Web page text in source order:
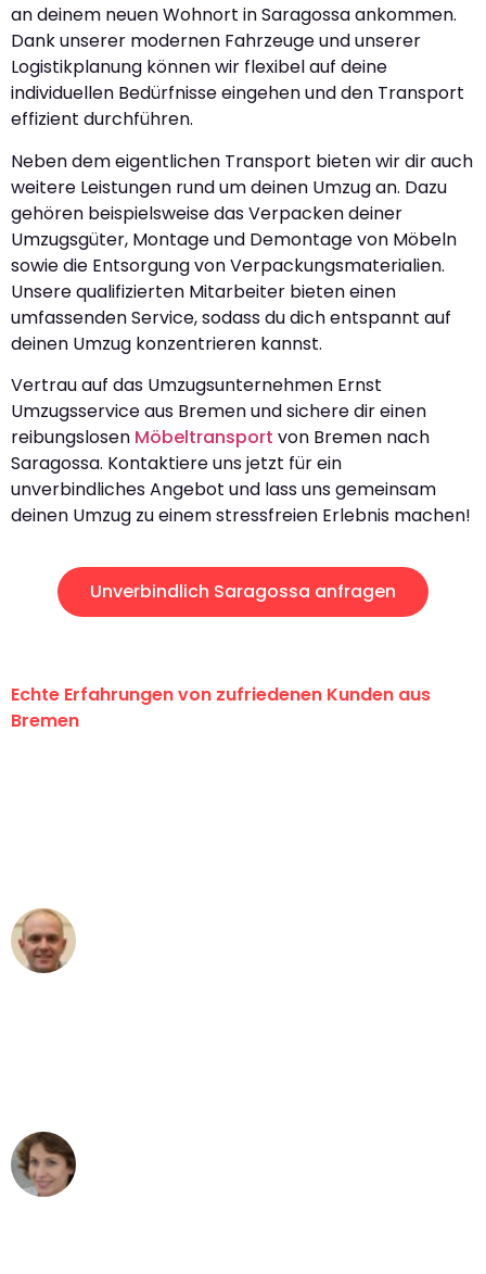
an deinem neuen Wohnort in Saragossa ankommen.
Dank unserer modernen Fahrzeuge und unserer
Logistikplanung können wir flexibel auf deine
individuellen Bedürfnisse eingehen und den Transport
effizient durchführen.
Neben dem eigentlichen Transport bieten wir dir auch
weitere Leistungen rund um deinen Umzug an. Dazu
gehören beispielsweise das Verpacken deiner
Umzugsgüter, Montage und Demontage von Möbeln
sowie die Entsorgung von Verpackungsmaterialien.
Unsere qualifizierten Mitarbeiter bieten einen
umfassenden Service, sodass du dich entspannt auf
deinen Umzug konzentrieren kannst.
Vertrau auf das Umzugsunternehmen Ernst
Umzugsservice aus Bremen und sichere dir einen
reibungslosen Möbeltransport von Bremen nach
Saragossa. Kontaktiere uns jetzt für ein
unverbindliches Angebot und lass uns gemeinsam
deinen Umzug zu einem stressfreien Erlebnis machen!
Unverbindlich Saragossa anfragen
Echte Erfahrungen von zufriedenen Kunden aus
Bremen